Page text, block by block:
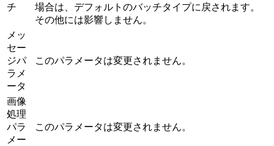
チ
場合は、デフォルトのバッチタイプに戻されます。
その他には影響しません。
メッ
セー
ジパ
ラメ
ータ
このパラメータは変更されません。
画像
処理
パラ
メー
このパラメータは変更されません。